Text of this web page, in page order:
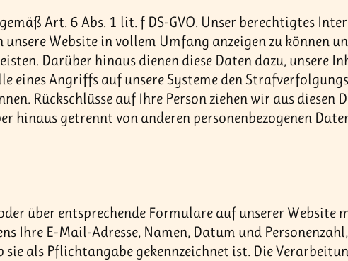
Art. 6 Abs. 1 lit. f DS-GVO. Unser berechtigtes
Website in vollem Umfang anzeigen zu können
Darüber hinaus dienen diese Daten dazu, unsere
eines Angriffs auf unsere Systeme den
Rückschlüsse auf Ihre Person ziehen wir aus diesen
hinaus getrennt von anderen personenbezogenen
über entsprechende Formulare auf unserer Website
Ihre E-Mail-Adresse, Namen, Datum und
als Pflichtangabe gekennzeichnet ist. Die